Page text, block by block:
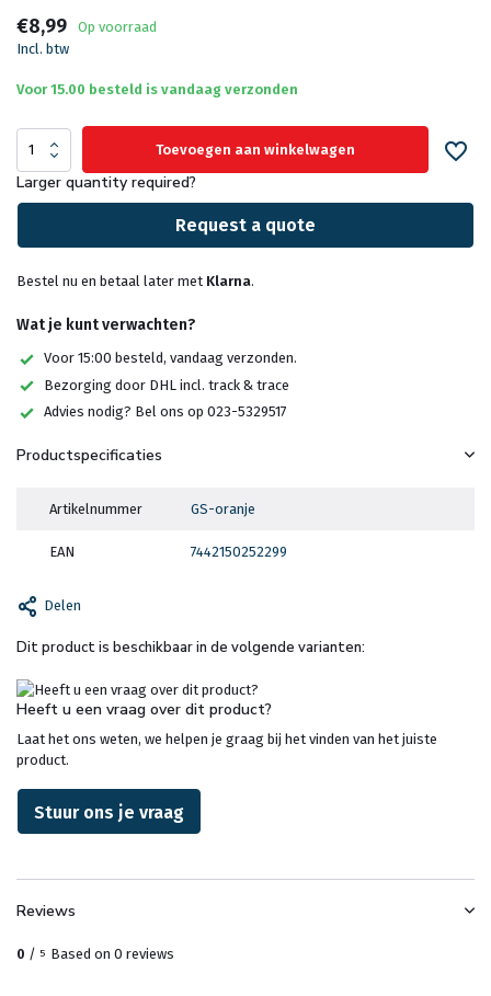
€8,99
Op voorraad
Incl. btw
Voor 15.00 besteld is vandaag verzonden
Toevoegen aan winkelwagen
Larger quantity required?
Request a quote
Bestel nu en betaal later met Klarna.
Wat je kunt verwachten?
Voor 15:00 besteld, vandaag verzonden.
Bezorging door DHL incl. track & trace
Advies nodig? Bel ons op 023-5329517
Productspecificaties
Artikelnummer GS-oranje
EAN 7442150252299
Delen
Dit product is beschikbaar in de volgende varianten:
Heeft u een vraag over dit product?
Laat het ons weten, we helpen je graag bij het vinden van het juiste
product.
Stuur ons je vraag
Reviews
0 / 5 Based on 0 reviews